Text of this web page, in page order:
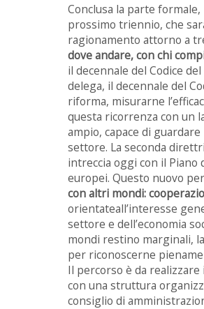
Conclusa la parte
prossimo triennio, che
ragionamento attorno a
dove andare, con chi
il decennale del Codice
delega, il decennale del
riforma, misurarne
questa ricorrenza con un
ampio, capace di
settore. La seconda
intreccia oggi con il Piano
europei. Questo nuovo
con altri mondi:
orientateall’interesse
settore e dell’economia
mondi restino marginali,
per riconoscerne
Il percorso è da
con una struttura
consiglio di